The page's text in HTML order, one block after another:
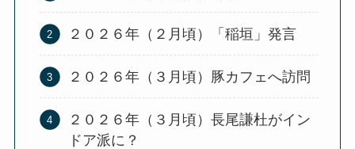
２０２６年（２月頃）「稲垣」発言
２０２６年（３月頃）豚カフェへ訪問
２０２６年（３月頃）長尾謙杜がイン
ドア派に？